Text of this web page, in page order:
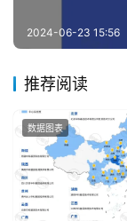
数
图
表
今
2024-06-23 15:56
推荐阅读
数据图表